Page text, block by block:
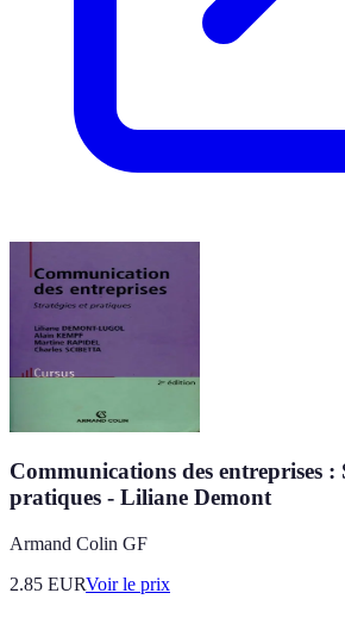
Communications des entreprises :
pratiques - Liliane Demont
Armand Colin GF
2.85 EURVoir le prix